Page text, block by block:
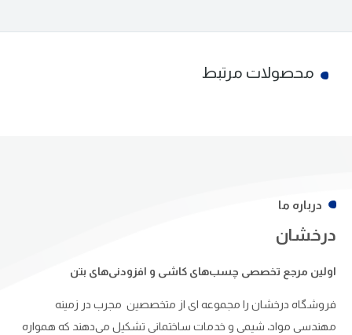
محصولات مرتبط
درباره ما
درخشان
اولین مرجع تخصصی چسب‌های کاشی و افزودنی‌های بتن
فروشگاه درخشان را مجموعه ای از متخصصین مجرب در زمینه
مهندسی مواد، شیمی و خدمات ساختمانی تشکیل می‌دهند که همواره